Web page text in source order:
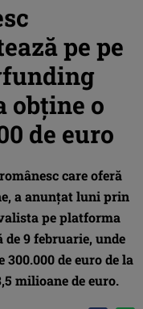
pe pe
obține o
de euro
care oferă
a anunțat luni prin
pe platforma
9 februarie, unde
de euro de la
milioane de euro.